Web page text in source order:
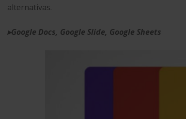
alternativas.
▸Google Docs, Google Slide, Google Sheets